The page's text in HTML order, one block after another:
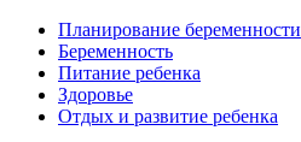
Планирование беременности
Беременность
Питание ребенка
Здоровье
Отдых и развитие ребенка